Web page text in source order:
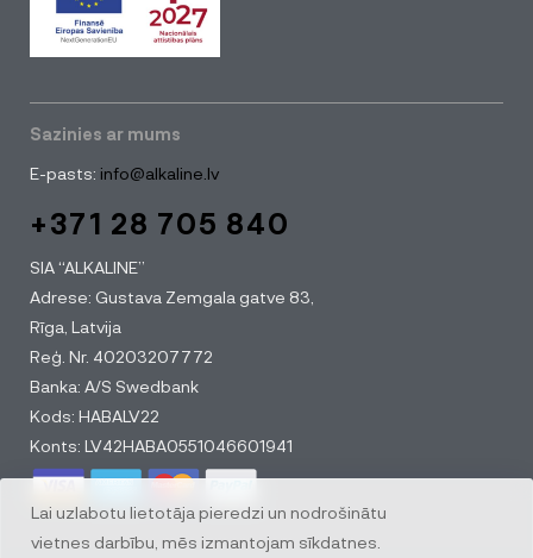
Lai uzlabotu lietotāja pieredzi un nodrošinātu
vietnes darbību, mēs izmantojam sīkdatnes.
Sazinies ar mums
E-pasts: info@alkaline.lv
+371 28 705 840
SIA “ALKALINE”
Adrese: Gustava Zemgala gatve 83,
Rīga, Latvija
Reģ. Nr. 40203207772
Banka: A/S Swedbank
Kods: HABALV22
Konts: LV42HABA0551046601941